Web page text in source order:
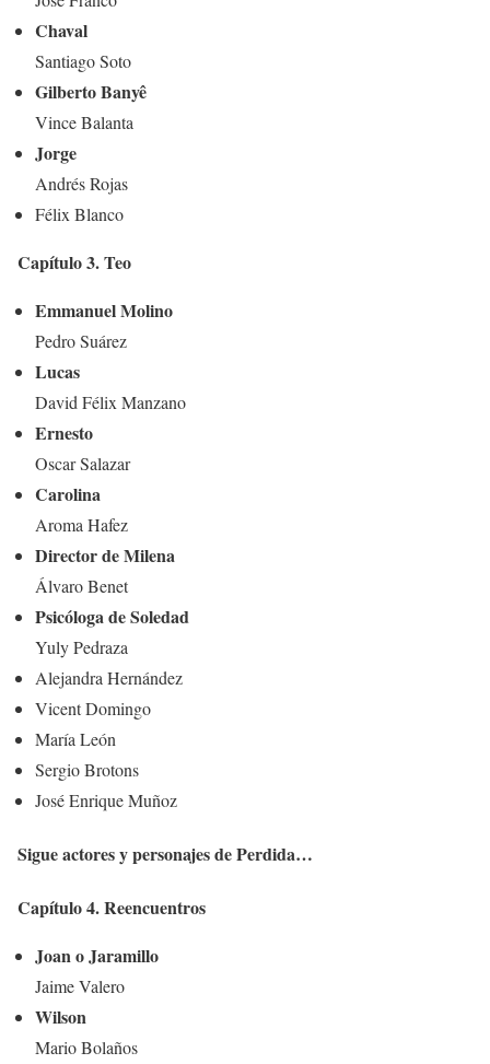
Chaval
Santiago Soto
Gilberto Banyê
Vince Balanta
Jorge
Andrés Rojas
Félix Blanco
Capítulo 3. Teo
Emmanuel Molino
Pedro Suárez
Lucas
David Félix Manzano
Ernesto
Oscar Salazar
Carolina
Aroma Hafez
Director de Milena
Álvaro Benet
Psicóloga de Soledad
Yuly Pedraza
Alejandra Hernández
Vicent Domingo
María León
Sergio Brotons
José Enrique Muñoz
Sigue actores y personajes de Perdida…
Capítulo 4. Reencuentros
Joan o Jaramillo
Jaime Valero
Wilson
Mario Bolaños